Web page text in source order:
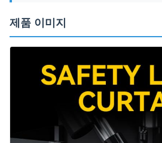
제품 이미지